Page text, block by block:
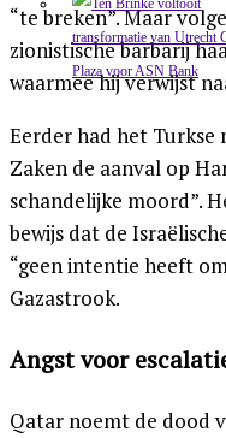
“te breken”. Maar
zionistische barbarij
waarmee hij verwijst
Eerder had het Turkse
Zaken de aanval op
schandelijke moord”.
bewijs dat de
“geen intentie heeft
Gazastrook.
Angst voor
Qatar noemt de dood